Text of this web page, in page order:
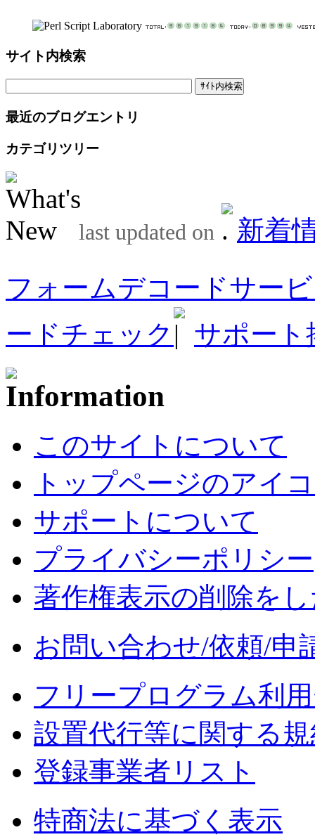
サイト内検索
最近のブログエントリ
カテゴリツリー
last updated on
新着
フォームデコードサー
ードチェック
サポート
このサイトについて
トップページのアイ
サポートについて
プライバシーポリシー
著作権表示の削除を
お問い合わせ/依頼/申
フリープログラム利
設置代行等に関する
登録事業者リスト
特商法に基づく表示